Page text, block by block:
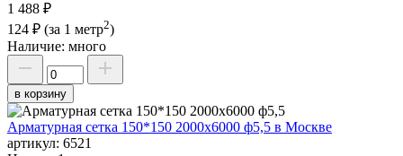
1 488 ₽
124 ₽ (за 1 метр2)
Наличие: много
в корзину
Арматурная сетка 150*150 2000х6000 ф5,5 в Москве
артикул: 6521